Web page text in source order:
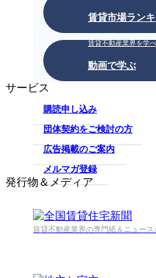
賃貸市場ラン
賃貸不動産業界を学
動画で学ぶ
サービス
購読申し込み
団体契約をご検討の方
広告掲載のご案内
メルマガ登録
発行物＆メディア
賃貸不動産業界の専門紙＆ニュース